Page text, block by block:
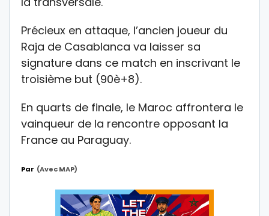
Précieux en attaque, l’ancien joueur du
Raja de Casablanca va laisser sa
signature dans ce match en inscrivant le
troisième but (90è+8).
En quarts de finale, le Maroc affrontera le
vainqueur de la rencontre opposant la
France au Paraguay.
Par (avec MAP)